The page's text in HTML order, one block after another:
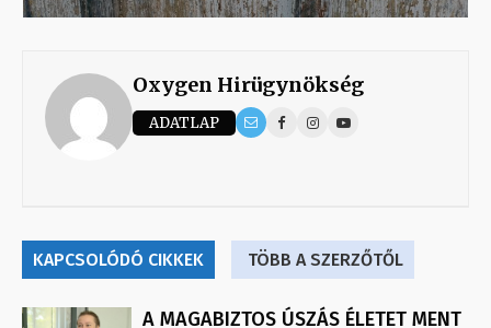
Oxygen Hirügynökség
ADATLAP
KAPCSOLÓDÓ CIKKEK TÖBB A SZERZŐTŐL
A MAGABIZTOS ÚSZÁS ÉLETET MENT